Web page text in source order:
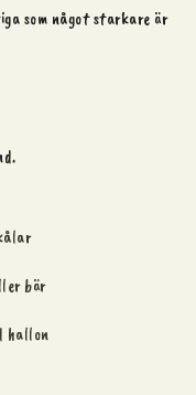
som något starkare är
bär
hallon